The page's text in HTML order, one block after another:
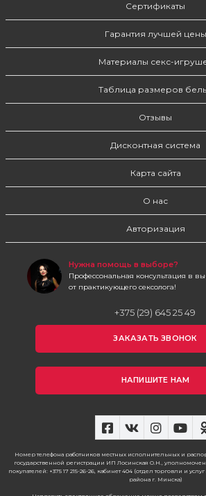
Сертификаты
Гарантия лучшей цены
Материалы секс-
Таблица размеров
Отзывы
Дисконтная система
Карта сайта
О нас
Авторизация
Нужна помощь в выборе?
Профессональная консультация в
от практикующего сексолога!
+375 (29) 645 25 49
ЗАКАЗАТЬ ЗВОНОК
НАПИШИТЕ НАМ
Номер телефона работников местных исполнительных и
государственной регистрации ИП Лосинская О.Н.,
покупателей: +375 17 215-26-26, кабинет 404 (отдел торговли и
района г. Минска)